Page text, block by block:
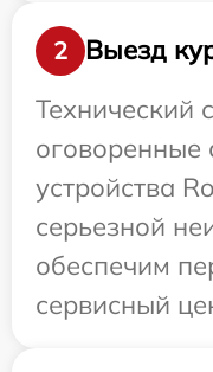
2
Выезд
Технический
оговоренные
устройства
серьезной
обеспечим
сервисный